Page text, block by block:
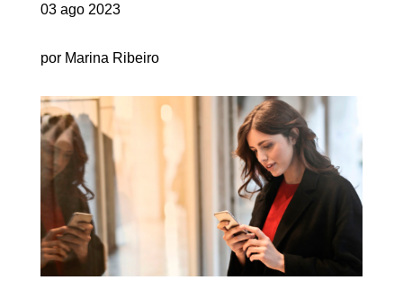
03 ago 2023
por Marina Ribeiro